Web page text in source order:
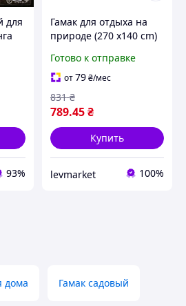
для
93%
Гамак для отдыха на
природе (270 x140 cm)
ни
Готово к отправке
от79₴/мес
789.45₴
831 ₴
Купить
levmarket 100%
дома Гамак садовый